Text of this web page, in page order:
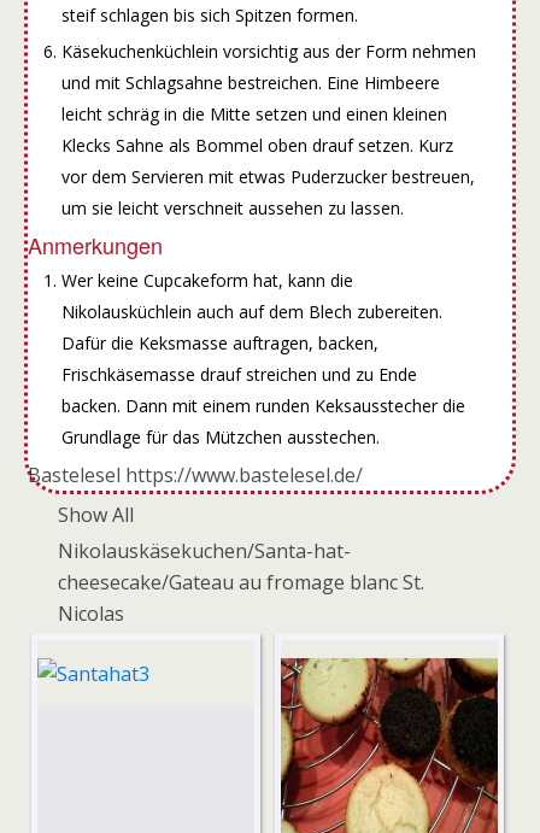
steif schlagen bis sich Spitzen formen.
Käsekuchenküchlein vorsichtig aus der Form nehmen
und mit Schlagsahne bestreichen. Eine Himbeere
leicht schräg in die Mitte setzen und einen kleinen
Klecks Sahne als Bommel oben drauf setzen. Kurz
vor dem Servieren mit etwas Puderzucker bestreuen,
um sie leicht verschneit aussehen zu lassen.
Anmerkungen
Wer keine Cupcakeform hat, kann die
Nikolausküchlein auch auf dem Blech zubereiten.
Dafür die Keksmasse auftragen, backen,
Frischkäsemasse drauf streichen und zu Ende
backen. Dann mit einem runden Keksausstecher die
Grundlage für das Mützchen ausstechen.
Bastelesel https://www.bastelesel.de/
Show All
Nikolauskäsekuchen/Santa-hat-
cheesecake/Gateau au fromage blanc St.
Nicolas